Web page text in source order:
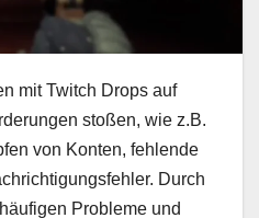
mit Twitch Drops auf
stoßen, wie z.B.
von Konten, fehlende
Durch
Probleme und